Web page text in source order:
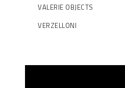
VALERIE OBJECTS
VERZELLONI